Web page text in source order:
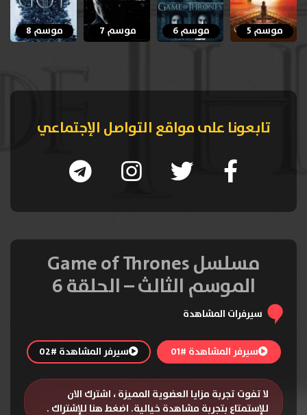
موسم 5 موسم 6 موسم 7 موسم 8
تابعونا على مواقع التواصل الإجتماعي
مسلسل Game of Thrones
الموسم الثالث – الحلقة 6
سيرفرات المشاهدة
سيرفر المشاهدة #01 سيرفر المشاهدة #02
لا تفوت تجربة مزايا العضوية المميزة ، اشترك الان
للإستمتاع بتجربة مشاهدة خيالية. اضغط هنا للإشتراك .